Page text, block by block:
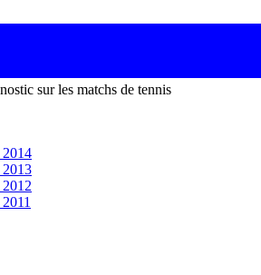
sur les matchs de tennis
2014
2013
2012